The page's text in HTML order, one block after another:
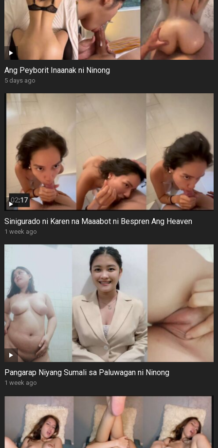
Ang Peyborit Inaanak ni Ninong
5 days ago
Sinigurado ni Karen na Maaabot ni Bespren Ang Heaven
1 week ago
Pangarap Niyang Sumali sa Paluwagan ni Ninong
1 week ago